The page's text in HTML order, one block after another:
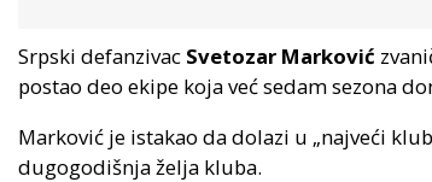
Srpski defanzivac Svetozar Marković
postao deo ekipe koja već sedam sezona
Marković je istakao da dolazi u „najveći
dugogodišnja želja kluba.